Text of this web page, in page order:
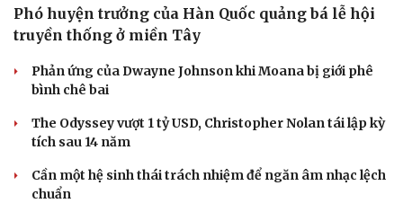
Phó huyện trưởng của Hàn Quốc quảng bá lễ hội
truyền thống ở miền Tây
Phản ứng của Dwayne Johnson khi Moana bị giới phê
bình chê bai
The Odyssey vượt 1 tỷ USD, Christopher Nolan tái lập kỳ
tích sau 14 năm
Cần một hệ sinh thái trách nhiệm để ngăn âm nhạc lệch
chuẩn